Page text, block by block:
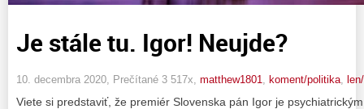
Je stále tu. Igor! Neujde?
10. decembra 2020, Prečítané 3 517x, matthew1801 koment/politika
Viete si predstaviť, že premiér Slovenska pán Igor je